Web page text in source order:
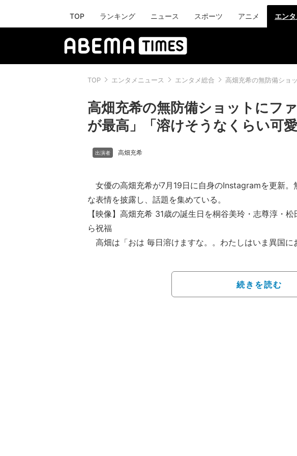
TOP ランキング ニュース スポーツ アニメ エンタ
TOP エンタメニュース エンタメ総合 高畑充希の無防備ショ
高畑充希の無防備ショットにフ
が最高」「溶けそうなくらい可
高畑充希
女優の高畑充希が7月19日に自身のInstagramを更新。
な表情を披露し、話題を集めている。
【映像】高畑充希 31歳の誕生日を桐谷美玲・志尊淳・松
ら祝福
高畑は「おは 毎日溶けますな。。わたしはいま異国に
オフショットを投稿。キャミソール姿で寝そべり、カメ
この投稿に、ファンからは「気だるさが最高です」「
続きを読む